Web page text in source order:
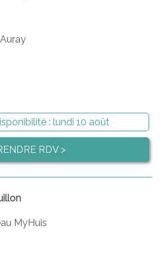
: lundi 10 août
RDV >
MyHuis